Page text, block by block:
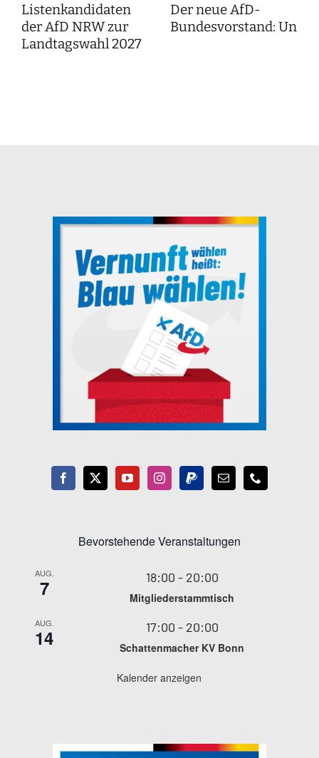
Listenkandidaten
der AfD NRW zur
Landtagswahl 2027
Der neue AfD-
Bundesvorstand:
Bevorstehende Veranstaltungen
AUG.
7 18:00 - 20:00
Mitgliederstammtisch
AUG.
14 17:00 - 20:00
Schattenmacher KV Bonn
Kalender anzeigen